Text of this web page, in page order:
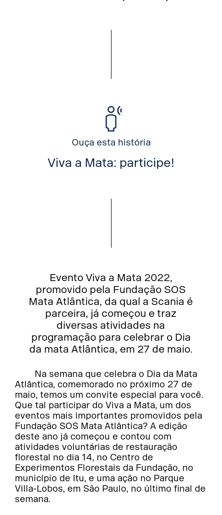
Ouça esta história
Viva a Mata: participe!
Evento Viva a Mata 2022,
promovido pela Fundação SOS
Mata Atlântica, da qual a Scania é
parceira, já começou e traz
diversas atividades na
programação para celebrar o Dia
da mata Atlântica, em 27 de maio.
Na semana que celebra o Dia da Mata
Atlântica, comemorado no próximo 27 de
maio, temos um convite especial para você.
Que tal participar do Viva a Mata, um dos
eventos mais importantes promovidos pela
Fundação SOS Mata Atlântica? A edição
deste ano já começou e contou com
atividades voluntárias de restauração
florestal no dia 14, no Centro de
Experimentos Florestais da Fundação, no
município de Itu, e uma ação no Parque
Villa-Lobos, em São Paulo, no último final de
semana.